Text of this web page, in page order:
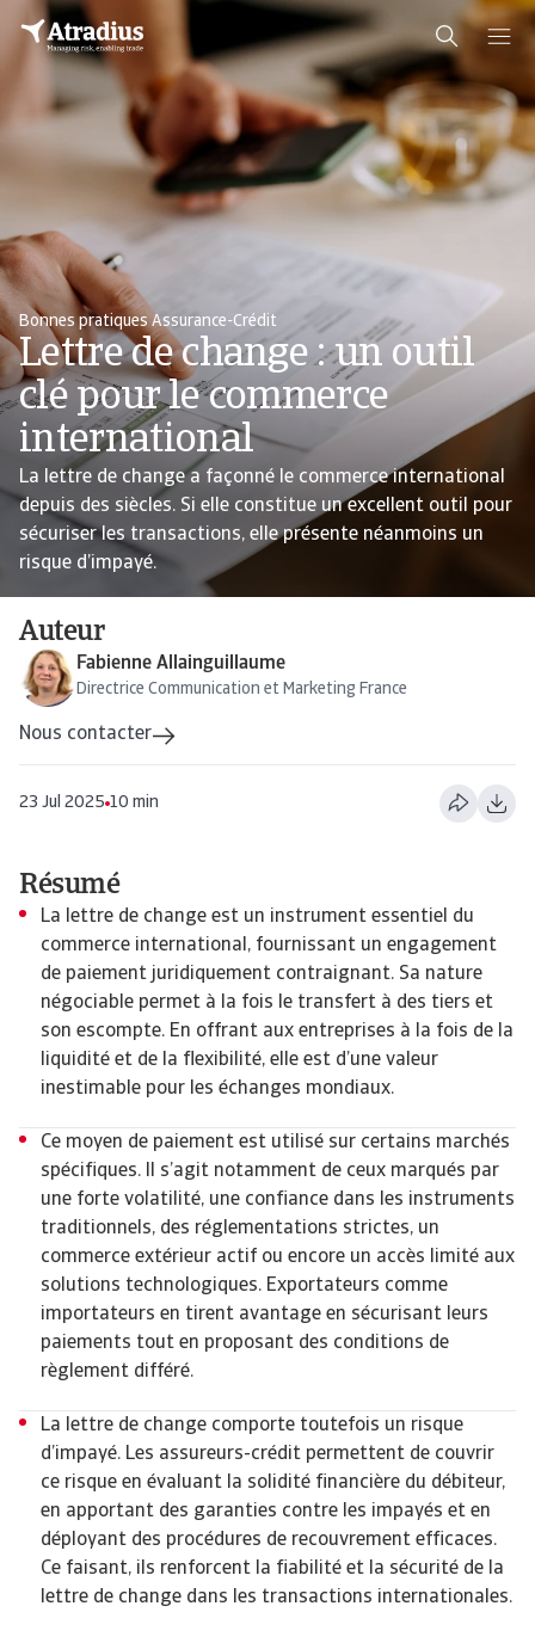
Bonnes pratiques Assurance-Crédit
Lettre de change : un outil
clé pour le commerce
international
La lettre de change a façonné le commerce international
depuis des siècles. Si elle constitue un excellent outil pour
sécuriser les transactions, elle présente néanmoins un
risque d’impayé.
Auteur
Fabienne Allainguillaume
Directrice Communication et Marketing France
Nous contacter
23 Jul 2025 10 min
Résumé
La lettre de change est un instrument essentiel du
commerce international, fournissant un engagement
de paiement juridiquement contraignant. Sa nature
négociable permet à la fois le transfert à des tiers et
son escompte. En offrant aux entreprises à la fois de la
liquidité et de la flexibilité, elle est d’une valeur
inestimable pour les échanges mondiaux.
Ce moyen de paiement est utilisé sur certains marchés
spécifiques. Il s’agit notamment de ceux marqués par
une forte volatilité, une confiance dans les instruments
traditionnels, des réglementations strictes, un
commerce extérieur actif ou encore un accès limité aux
solutions technologiques. Exportateurs comme
importateurs en tirent avantage en sécurisant leurs
paiements tout en proposant des conditions de
règlement différé.
La lettre de change comporte toutefois un risque
d’impayé. Les assureurs-crédit permettent de couvrir
ce risque en évaluant la solidité financière du débiteur,
en apportant des garanties contre les impayés et en
déployant des procédures de recouvrement efficaces.
Ce faisant, ils renforcent la fiabilité et la sécurité de la
lettre de change dans les transactions internationales.